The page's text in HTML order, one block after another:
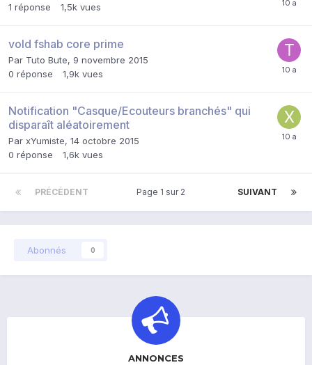
1 réponse 1,5k vues
vold fshab core prime
Par Tuto Bute, 9 novembre 2015
0 réponse 1,9k vues
Notification "Casque/Ecouteurs branchés" qui
disparaît aléatoirement
Par xYumiste, 14 octobre 2015
0 réponse 1,6k vues
PRÉCÉDENT SUIVANT
Page 1 sur 2
Abonnés 0
ANNONCES